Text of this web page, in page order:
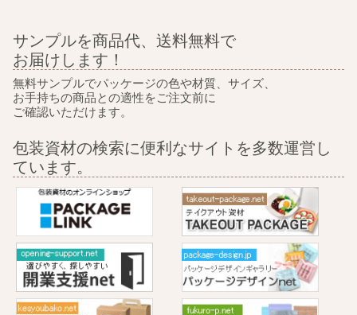
サンプルを商品代、送料無料で
お届けします！
無料サンプルでパッケージの色や材質、サイズ、
お手持ちの商品との適性をご注文前に
ご確認いただけます。
包装資材の検索に便利なサイトを多数運営し
ています。